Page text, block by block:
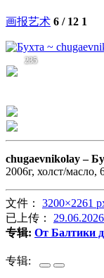
画报艺术 6 / 12 1
235
chugaevnikolay –
2006г, холст/масло,
文件： 3200×2261
已上传： 29.06.2026
专辑: От Балтики
专辑: